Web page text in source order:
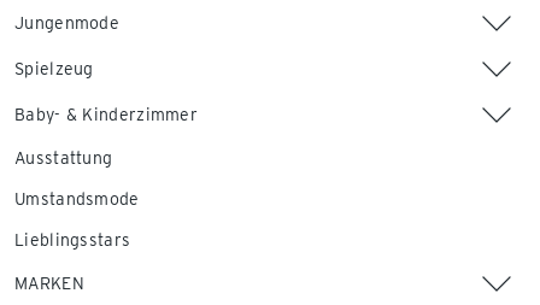
Jungenmode
Spielzeug
Baby- & Kinderzimmer
Ausstattung
Umstandsmode
Lieblingsstars
MARKEN